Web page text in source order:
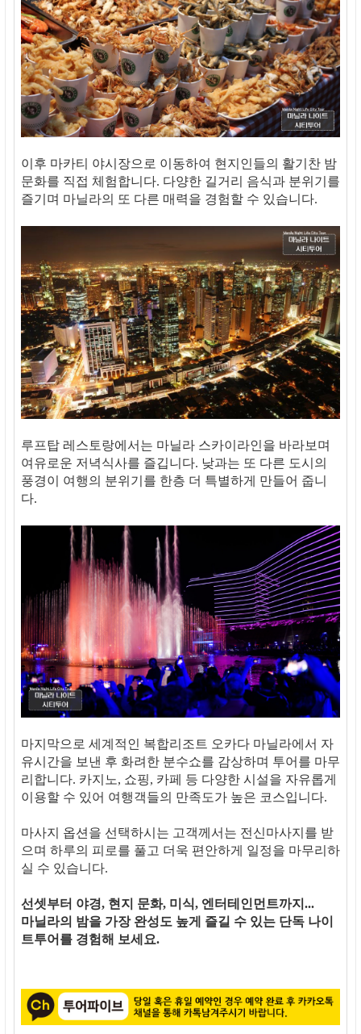
이후 마카티 야시장으로 이동하여 현지인들의 활기찬 밤
문화를 직접 체험합니다. 다양한 길거리 음식과 분위기를
즐기며 마닐라의 또 다른 매력을 경험할 수 있습니다.
루프탑 레스토랑에서는 마닐라 스카이라인을 바라보며
여유로운 저녁식사를 즐깁니다. 낮과는 또 다른 도시의
풍경이 여행의 분위기를 한층 더 특별하게 만들어 줍니
다.
마지막으로 세계적인 복합리조트 오카다 마닐라에서 자
유시간을 보낸 후 화려한 분수쇼를 감상하며 투어를 마무
리합니다. 카지노, 쇼핑, 카페 등 다양한 시설을 자유롭게
이용할 수 있어 여행객들의 만족도가 높은 코스입니다.
마사지 옵션을 선택하시는 고객께서는 전신마사지를 받
으며 하루의 피로를 풀고 더욱 편안하게 일정을 마무리하
실 수 있습니다.
선셋부터 야경, 현지 문화, 미식, 엔터테인먼트까지...
마닐라의 밤을 가장 완성도 높게 즐길 수 있는 단독 나이
트투어를 경험해 보세요.